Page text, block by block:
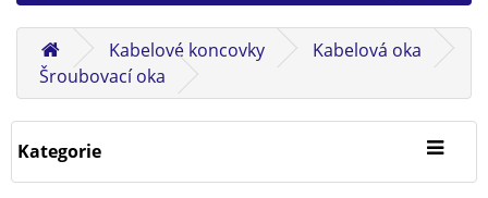
Kabelové koncovky
Kabelová oka
Šroubovací oka
Kategorie